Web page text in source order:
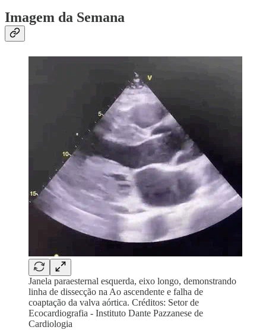
Imagem da Semana
Janela paraesternal esquerda, eixo longo, demonstrando
linha de dissecção na Ao ascendente e falha de
coaptação da valva aórtica. Créditos: Setor de
Ecocardiografia - Instituto Dante Pazzanese de
Cardiologia